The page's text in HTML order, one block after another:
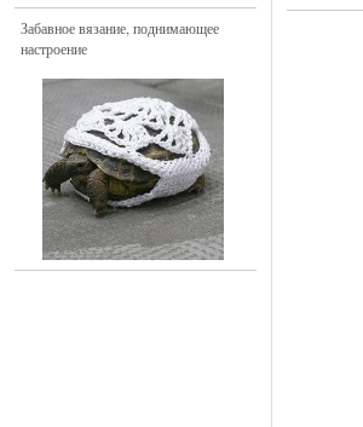
Забавное вязание, поднимающее
настроение